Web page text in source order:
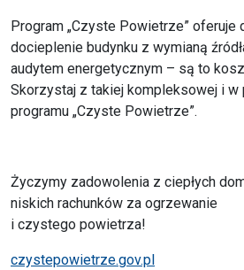
Program „Czyste Powietrze” oferuje
docieplenie budynku z wymianą
audytem energetycznym – są to
Skorzystaj z takiej kompleksowej i w
programu „Czyste Powietrze”.
Życzymy zadowolenia z ciepłych
niskich rachunków za ogrzewanie
i czystego powietrza!
czystepowietrze.gov.pl